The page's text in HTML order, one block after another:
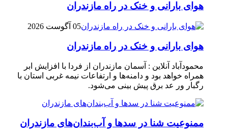
هوای بارانی و خنک در راه مازندران
05 آگوست 2026
هوای بارانی و خنک در راه مازندران
محمودآباد آنلاین : آسمان مازندران از فردا با افزایش ابر
همراه خواهد بود و دامنه‌ها و ارتفاعات نیمه غربی استان با
رگبار ور عد برق پیش بینی می‌شود.
ممنوعیت شنا در سدها و آب‌بندان‌‌های مازندران